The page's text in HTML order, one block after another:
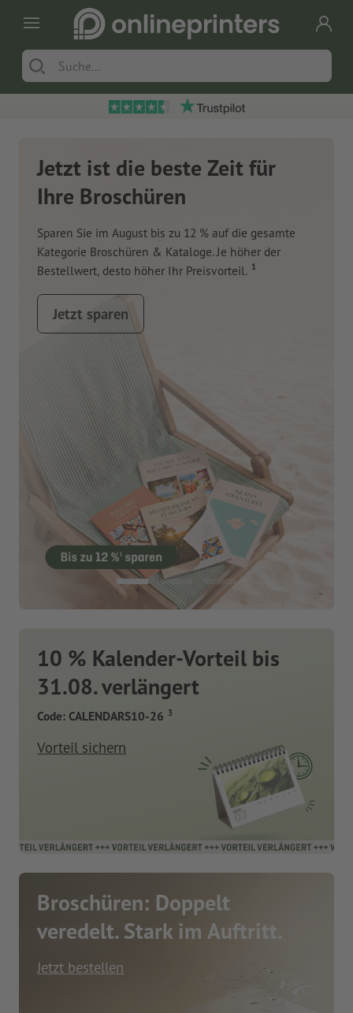
Jetzt ist die beste Zeit für
Ihre Broschüren
Sparen Sie im August bis zu 12 % auf die gesamte
Kategorie Broschüren & Kataloge. Je höher der
Bestellwert, desto höher Ihr Preisvorteil. 1
Jetzt sparen
10 % Kalender-Vorteil bis
31.08. verlängert
Code: CALENDARS10-26 3
Vorteil sichern
Broschüren: Doppelt
veredelt. Stark im Auftritt.
Jetzt bestellen